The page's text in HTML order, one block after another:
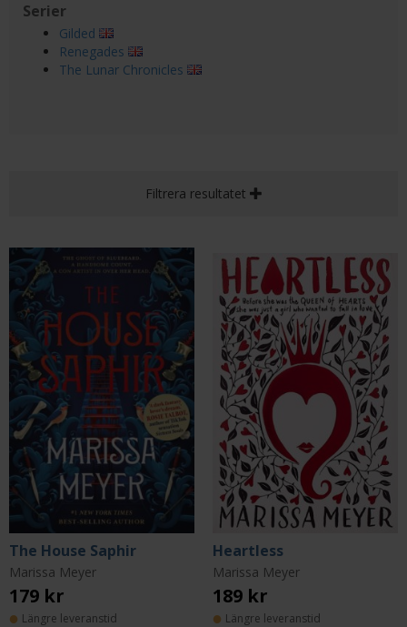
Serier
Gilded
Renegades
The Lunar Chronicles
Filtrera resultatet
The House Saphir
Marissa Meyer
179 kr
Längre leveranstid
Heartless
Marissa Meyer
189 kr
Längre leveranstid